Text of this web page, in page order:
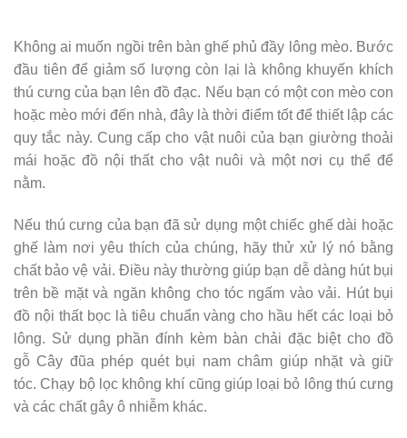
Không ai muốn ngồi trên bàn ghế phủ đầy lông mèo. Bước
đầu tiên để giảm số lượng còn lại là không khuyến khích
thú cưng của bạn lên đồ đạc. Nếu bạn có một con mèo con
hoặc mèo mới đến nhà, đây là thời điểm tốt để thiết lập các
quy tắc này. Cung cấp cho vật nuôi của bạn giường thoải
mái hoặc đồ nội thất cho vật nuôi và một nơi cụ thể để
nằm.
Nếu thú cưng của bạn đã sử dụng một chiếc ghế dài hoặc
ghế làm nơi yêu thích của chúng, hãy thử xử lý nó bằng
chất bảo vệ vải. Điều này thường giúp bạn dễ dàng hút bụi
trên bề mặt và ngăn không cho tóc ngấm vào vải. Hút bụi
đồ nội thất bọc là tiêu chuẩn vàng cho hầu hết các loại bỏ
lông. Sử dụng phần đính kèm bàn chải đặc biệt cho đồ
gỗ Cây đũa phép quét bụi nam châm giúp nhặt và giữ
tóc. Chạy bộ lọc không khí cũng giúp loại bỏ lông thú cưng
và các chất gây ô nhiễm khác.